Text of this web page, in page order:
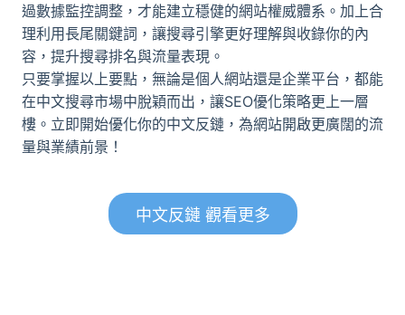
過數據監控調整，才能建立穩健的網站權威體系。加上合
理利用長尾關鍵詞，讓搜尋引擎更好理解與收錄你的內
容，提升搜尋排名與流量表現。
只要掌握以上要點，無論是個人網站還是企業平台，都能
在中文搜尋市場中脫穎而出，讓SEO優化策略更上一層
樓。立即開始優化你的中文反鏈，為網站開啟更廣闊的流
量與業績前景！
中文反鏈 觀看更多